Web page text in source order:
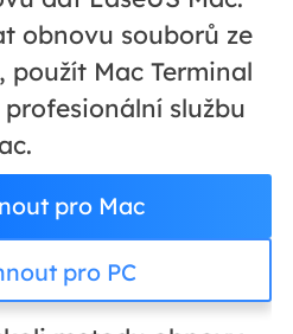
obnovu souborů ze
použít Mac Terminal
službu
pro Mac
pro PC